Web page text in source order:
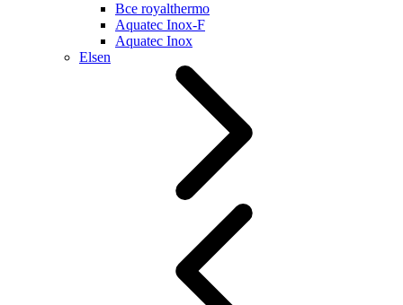
Все royalthermo
Aquatec Inox-F
Aquatec Inox
Elsen